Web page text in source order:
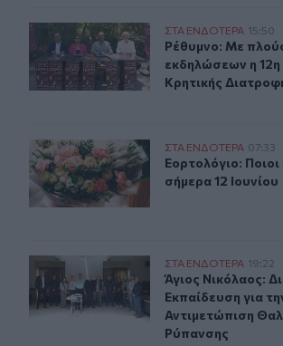
Ρέθυμνο: Με πλούσιο πρόγραμμα
ΣΤΑ ΕΝΔΟΤΕΡΑ 15:50
Ρέθυμνο: Με
Ρέθυμνο: Με
εκδηλώσεων η 12η
Κρητικής
Εορτολόγιο: Ποιοι γιορτάζουν σήμερα
ΣΤΑ ΕΝΔΟΤΕΡΑ 07:33
Εορτολόγιο:
Εορτολόγιο:
σήμερα 12 Ιουνίου
Άγιος Νικόλαος: ΔιήμερηΣΤΑ ΕΝΔΟΤΕΡΑ 19:22
Άγιος Νικόλαος:
Άγιος Νικόλαος:
Εκπαίδευση για
Αντιμετώπιση
Ρύπανσης